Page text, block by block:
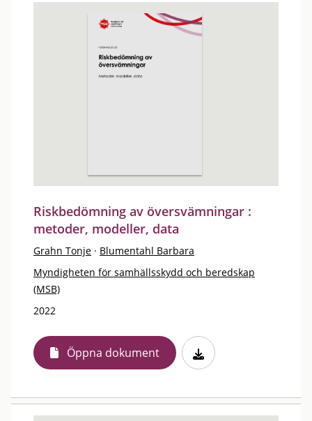
Riskbedömning av översvämningar :
metoder, modeller, data
Grahn Tonje · Blumentahl Barbara
Myndigheten för samhällsskydd och beredskap
(MSB)
2022
Öppna dokument